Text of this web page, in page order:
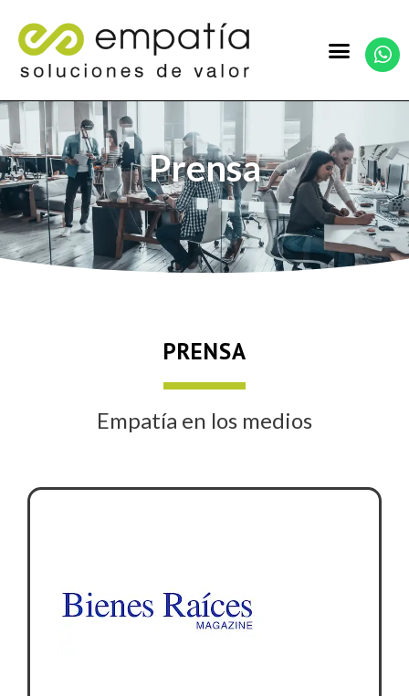
Prensa
PRENSA
Empatía en los medios